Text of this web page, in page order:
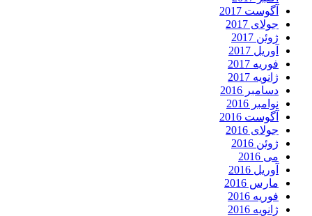
آگوست 2017
جولای 2017
ژوئن 2017
آوریل 2017
فوریه 2017
ژانویه 2017
دسامبر 2016
نوامبر 2016
آگوست 2016
جولای 2016
ژوئن 2016
می 2016
آوریل 2016
مارس 2016
فوریه 2016
ژانویه 2016